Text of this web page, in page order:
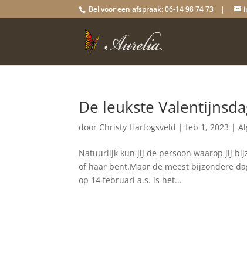
Bel voor een afspraak: 06-14 98 74 73 |
De leukste
door Christy Hartogsveld |feb 1, 2023 |
Natuurlijk kun jij de persoon waarop jij
of haar bent.Maar de meest bijzondere
op 14 februari a.s. is het...